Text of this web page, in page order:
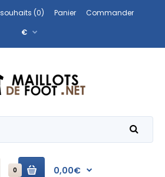
(0) Panier
Commander
€
0 0,00€